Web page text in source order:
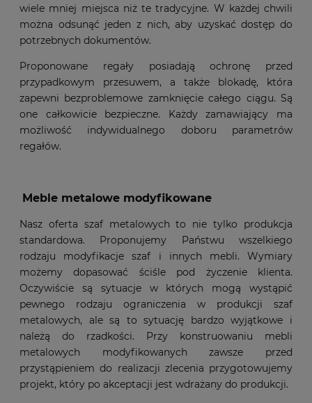
wiele mniej miejsca niż te tradycyjne. W każdej chwili
można odsunąć jeden z nich, aby uzyskać dostęp do
potrzebnych dokumentów.
Proponowane regały posiadają ochronę przed
przypadkowym przesuwem, a także blokadę, która
zapewni bezproblemowe zamknięcie całego ciągu. Są
one całkowicie bezpieczne. Każdy zamawiający ma
możliwość indywidualnego doboru parametrów
regałów.
Meble metalowe modyfikowane
Nasz oferta szaf metalowych to nie tylko produkcja
standardowa. Proponujemy Państwu wszelkiego
rodzaju modyfikacje szaf i innych mebli. Wymiary
możemy dopasować ściśle pod życzenie klienta.
Oczywiście są sytuacje w których mogą wystąpić
pewnego rodzaju ograniczenia w produkcji szaf
metalowych, ale są to sytuację bardzo wyjątkowe i
należą do rzadkości. Przy konstruowaniu mebli
metalowych modyfikowanych zawsze przed
przystąpieniem do realizacji zlecenia przygotowujemy
projekt, który po akceptacji jest wdrażany do produkcji.